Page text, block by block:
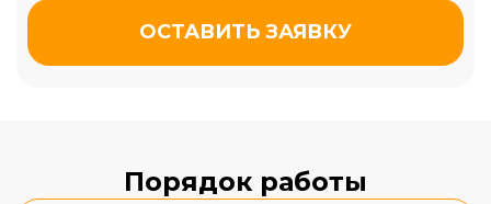
ОСТАВИТЬ ЗАЯВКУ
Порядок работы